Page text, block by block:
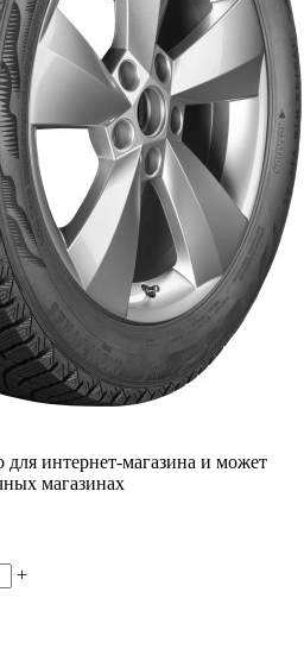
для интернет-магазина и может
магазинах
+